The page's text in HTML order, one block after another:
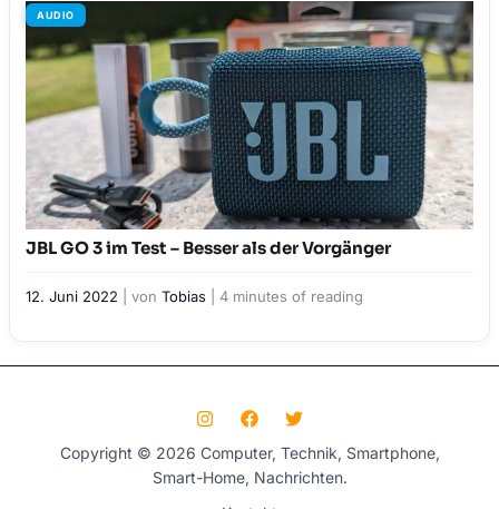
JBL GO 3 im Test – Besser als der Vorgänger
12. Juni 2022 | von Tobias 4 minutes of reading
AUDIO
Copyright © 2026 Computer, Technik, Smartphone,
Smart-Home, Nachrichten.